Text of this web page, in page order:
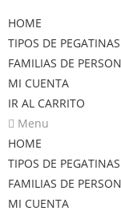
HOME
TIPOS DE PEGATINAS
FAMILIAS DE
MI CUENTA
IR AL CARRITO
Menu
HOME
TIPOS DE PEGATINAS
FAMILIAS DE
MI CUENTA